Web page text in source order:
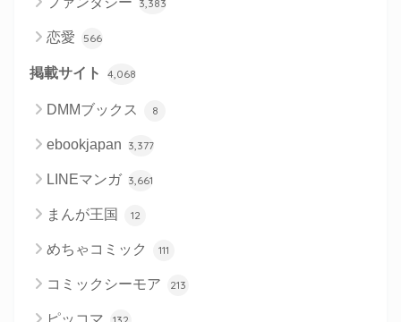
3,383
恋愛 566
掲載サイト 4,068
DMMブックス 8
ebookjapan 3,377
LINEマンガ 3,661
まんが王国 12
めちゃコミック 111
コミックシーモア 213
ピッコマ